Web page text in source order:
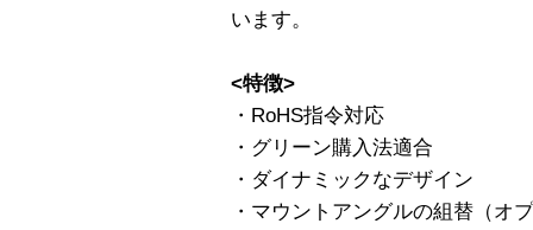
います。
<特徴>
・RoHS指令対応
・グリーン購入法適合
・ダイナミックなデザイン
・マウントアングルの組替（オ